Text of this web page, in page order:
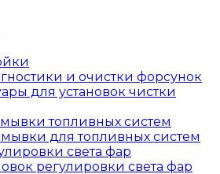
и очистки форсунок
для установок чистки
топливных систем
для топливных систем
света фар
регулировки света фар